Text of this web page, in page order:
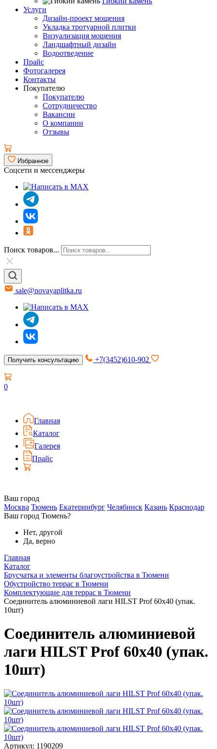
Услуги
Дизайн-проект мощения
Укладка тротуарной плитки
Визуализация мощения
Ландшафтный дизайн
Водоотведение
Прайс
Фотогалерея
Контакты
Покупателю
Покупателю
Сотрудничество
Вакансии
О компании
Отзывы
Избранное
Соцсети и мессенджеры
Поиск товаров...
sale@novayaplitka.ru
Получить консультацию +7(3452)610-902
0
Главная
Каталог
Галерея
Прайс
Ваш город
Москва Тюмень Екатеринбург Челябинск Казань Краснодар
Ваш город Тюмень?
Нет, другой
Да, верно
Главная
Каталог
Брусчатка и элементы благоустройства в Тюмени
Обустройство террас в Тюмени
Комплектующие для террас в Тюмени
Соединитель алюминиевой лаги HILST Prof 60х40 (упак.
10шт)
Соединитель алюминиевой
лаги HILST Prof 60х40 (упак.
10шт)
Артикул: 1190209